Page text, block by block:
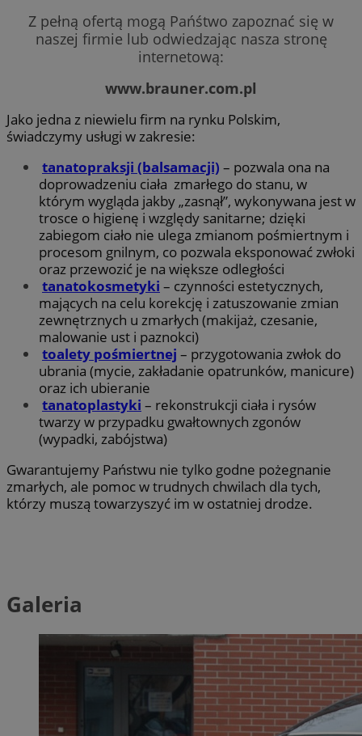
Z pełną ofertą mogą Pańśtwo zapoznać się w
naszej firmie lub odwiedzając nasza stronę
internetową:
www.brauner.com.pl
Jako jedna z niewielu firm na rynku Polskim,
świadczymy usługi w zakresie:
tanatopraksji (balsamacji) – pozwala ona na
doprowadzeniu ciała zmarłego do stanu, w
którym wygląda jakby „zasnął”, wykonywana jest w
trosce o higienę i względy sanitarne; dzięki
zabiegom ciało nie ulega zmianom pośmiertnym i
procesom gnilnym, co pozwala eksponować zwłoki
oraz przewozić je na większe odległości
tanatokosmetyki – czynności estetycznych,
mających na celu korekcję i zatuszowanie zmian
zewnętrznych u zmarłych (makijaż, czesanie,
malowanie ust i paznokci)
toalety pośmiertnej – przygotowania zwłok do
ubrania (mycie, zakładanie opatrunków, manicure)
oraz ich ubieranie
tanatoplastyki – rekonstrukcji ciała i rysów
twarzy w przypadku gwałtownych zgonów
(wypadki, zabójstwa)
Gwarantujemy Państwu nie tylko godne pożegnanie
zmarłych, ale pomoc w trudnych chwilach dla tych,
którzy muszą towarzyszyć im w ostatniej drodze.
Galeria